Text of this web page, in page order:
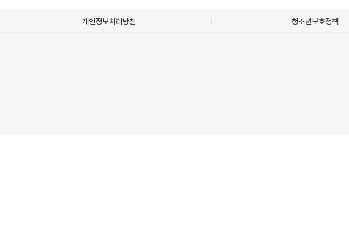
개인정보처리방침 청소년보호정책